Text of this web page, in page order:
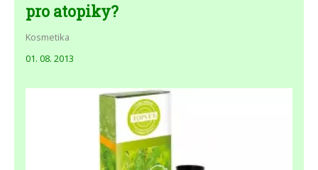
pro atopiky?
Kosmetika
01. 08. 2013